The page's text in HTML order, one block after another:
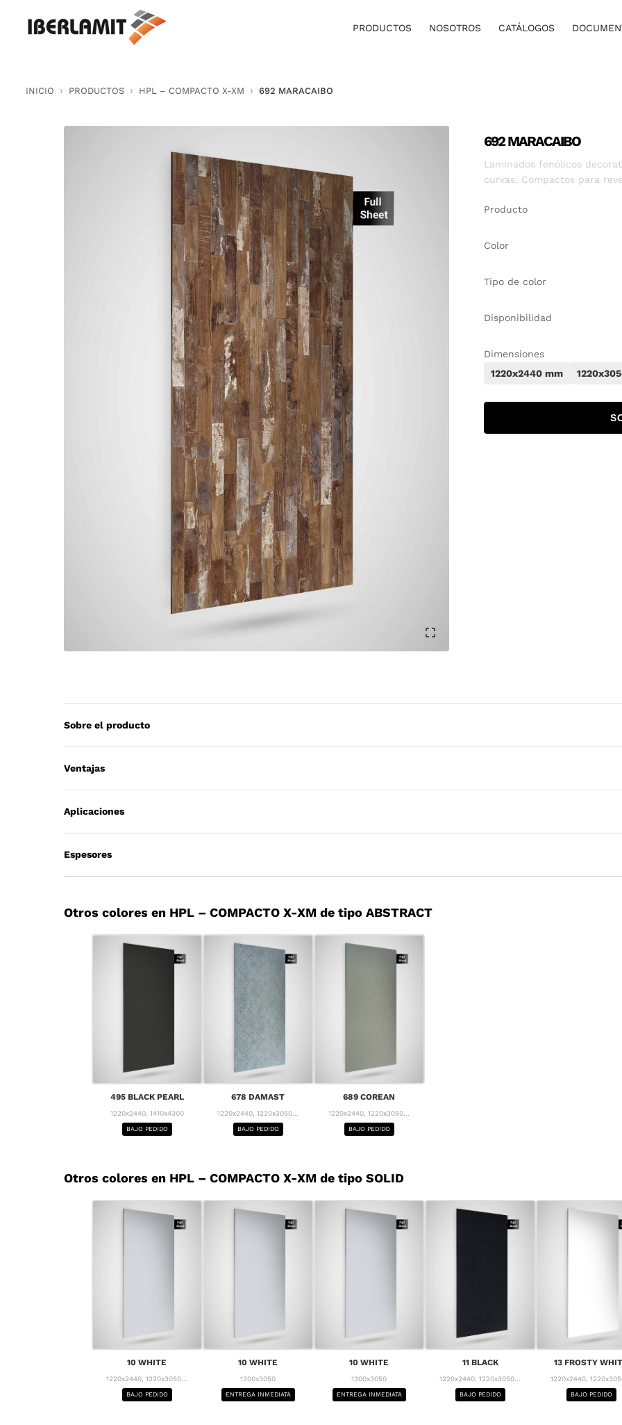
PRODUCTOS NOSOTROS CATÁLOGOS
INICIO PRODUCTOS HPL – COMPACTO X-XM 692 MARACAIBO
692 MARACAIBO
Laminados fenólicos
curvas. Compactos para
Producto
Color
Tipo de color
Disponibilidad
Dimensiones
1220x2440 mm
Sobre el producto
Ventajas
Aplicaciones
Espesores
Otros colores en HPL – COMPACTO X-XM de tipo ABSTRACT
495 BLACK PEARL
1220x2440, 1410x4300
BAJO PEDIDO
678 DAMAST
1220x2440, 1220x3050...
BAJO PEDIDO
689 COREAN
1220x2440, 1220x3050...
BAJO PEDIDO
Otros colores en HPL – COMPACTO X-XM de tipo SOLID
10 WHITE
1220x2440, 1220x3050...
BAJO PEDIDO
10 WHITE
1300x3050
ENTREGA INMEDIATA
10 WHITE
1300x3050
ENTREGA INMEDIATA
11 BLACK
1220x2440, 1220x3050...
BAJO PEDIDO
13 FROSTY
1220x2440,
BAJO PEDIDO